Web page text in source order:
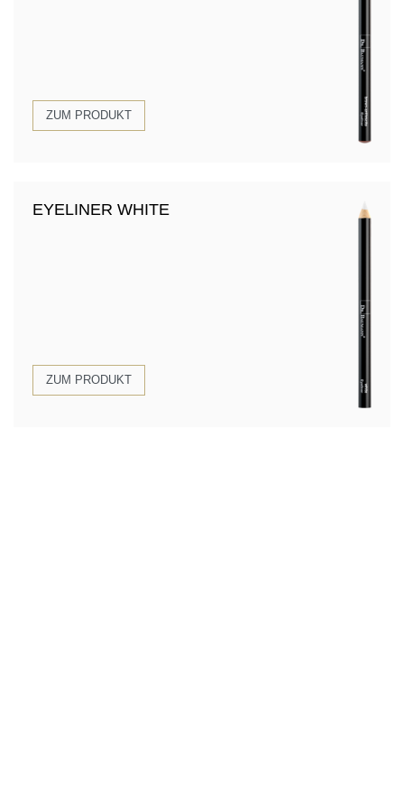
ZUM PRODUKT
EYELINER WHITE
ZUM PRODUKT